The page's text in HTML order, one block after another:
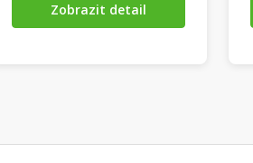
Zobrazit detail